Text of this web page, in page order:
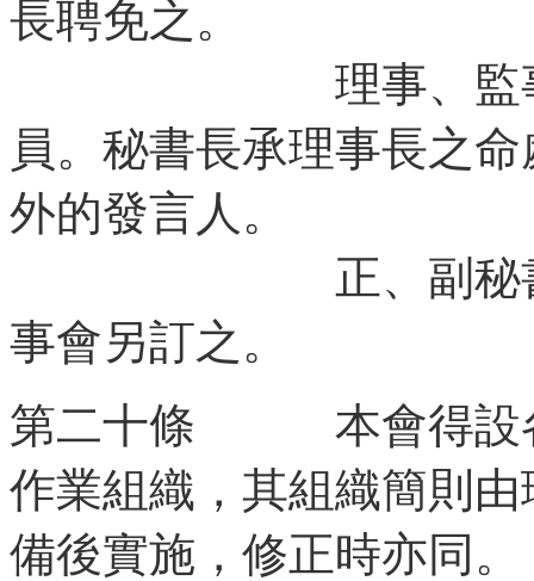
長聘免之。
理事、監事不得
員。秘書長承理事長之
外的發言人。
正、副秘書長及
事會另訂之。
第二十條 本會得設各
作業組織，其組織簡則
備後實施，修正時亦同。